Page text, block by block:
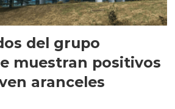
del grupo
muestran positivos
aranceles